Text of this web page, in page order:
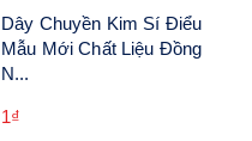
Dây Chuyền Kim Sí Điểu
Mẫu Mới Chất Liệu Đồng
N...
1₫